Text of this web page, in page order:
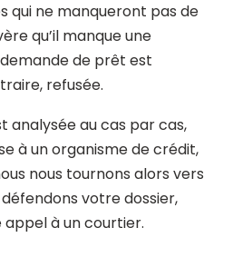
qui ne manqueront pas de
qu’il manque une
de prêt est
refusée.
analysée au cas par cas,
à un organisme de crédit,
nous tournons alors vers
votre dossier,
appel à un courtier.